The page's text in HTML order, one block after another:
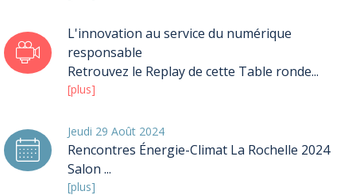
L'innovation au service du numérique
responsable
Retrouvez le Replay de cette Table ronde...
[plus]
Jeudi 29 Août 2024
Rencontres Énergie-Climat La Rochelle 2024
Salon ...
[plus]